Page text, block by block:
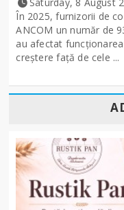
În 2025, furnizorii de
ANCOM un număr de
au afectat
creștere față de cele ...